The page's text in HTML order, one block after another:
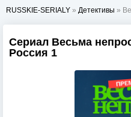
RUSSKIE-SERIALY » Детективы »
Сериал Весьма
Россия 1